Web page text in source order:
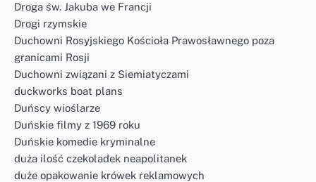
Droga św. Jakuba we Francji
Drogi rzymskie
Duchowni Rosyjskiego Kościoła Prawosławnego poza
granicami Rosji
Duchowni związani z Siemiatyczami
duckworks boat plans
Duńscy wioślarze
Duńskie filmy z 1969 roku
Duńskie komedie kryminalne
duża ilość czekoladek neapolitanek
duże opakowanie krówek reklamowych